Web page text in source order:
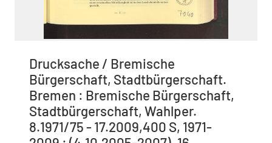
Drucksache / Bremische
Bürgerschaft, Stadtbürgerschaft.
Bremen : Bremische Bürgerschaft,
Stadtbürgerschaft, Wahlper.
8.1971/75 - 17.2009,400 S, 1971-